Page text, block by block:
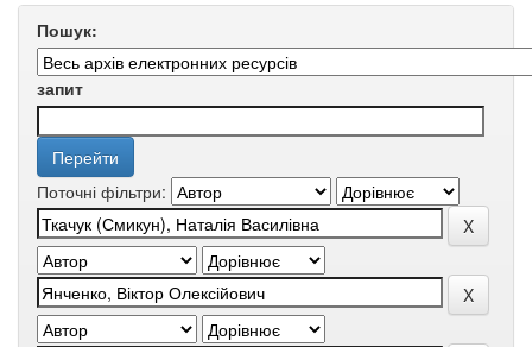
Пошук:
запит
Поточні фільтри: